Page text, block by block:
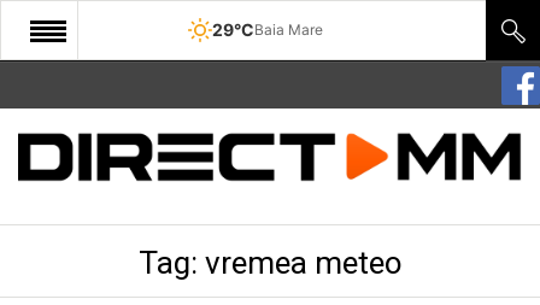
29°CBaia Mare
START
COMUNITATE
Tag: vremea meteo